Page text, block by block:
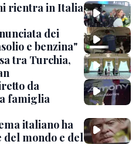
rientra in Italia
dei
e benzina"
tra Turchia,
da
famiglia
italiano ha
del mondo e del